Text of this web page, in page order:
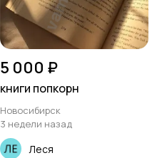
5 000 ₽
книги попкорн
Новосибирск
3 недели назад
Леся